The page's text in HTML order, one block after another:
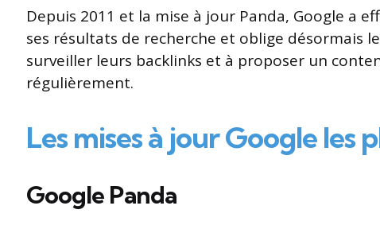
Depuis 2011 et la mise à jour Panda, Google a
ses résultats de recherche et oblige désormais
surveiller leurs backlinks et à proposer un
régulièrement.
Les mises à jour Google les
Google Panda